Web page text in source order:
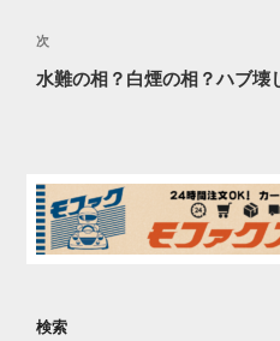
ゲ
ー
ン
稿
次
の
次
水難の相？白煙の相？ハブ
検索